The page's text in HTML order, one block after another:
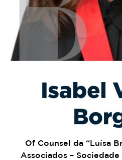
Of Counsel da “Luísa
Associados –